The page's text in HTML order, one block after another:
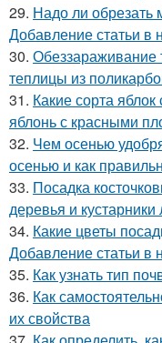
29. Надо ли обрезать
Добавление статьи в
30. Обеззараживание
теплицы из
31. Какие сорта
яблонь с красными
32. Чем осенью
осенью и как
33. Посадка
деревья и
34. Какие цветы
Добавление статьи в
35. Как узнать тип
36. Как
их свойства